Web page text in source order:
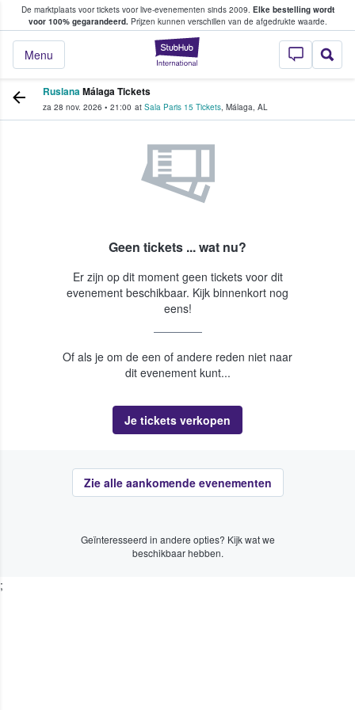
De marktplaats voor tickets voor live-evenementen sinds 2009. Elke bestelling wordt
voor 100% gegarandeerd.Prijzen kunnen verschillen van de afgedrukte waarde.
StubHub: waar
Menu
tickets kopen en verkopen
RuslanaMálaga Tickets
za 28 nov. 2026 • 21:00 at Sala Paris 15 Tickets, Málaga, AL
Geen tickets ... wat nu?
Er zijn op dit moment geen tickets voor dit
evenement beschikbaar. Kijk binnenkort nog
eens!
Of als je om de een of andere reden niet naar
dit evenement kunt...
Je tickets verkopen
Zie alle aankomende evenementen
Geïnteresseerd in andere opties? Kijk wat we
beschikbaar hebben.
;